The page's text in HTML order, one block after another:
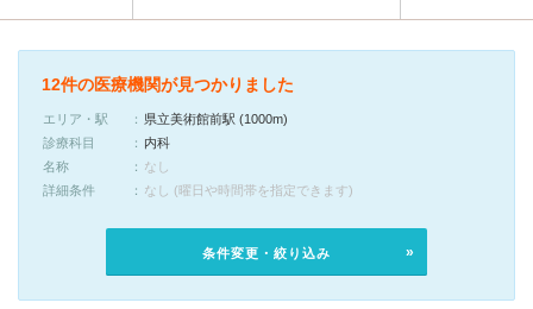
12件の医療機関が見つかりました
エリア・駅
県立美術館前駅 (1000m)
診療科目
内科
名称
なし
詳細条件
なし (曜日や時間帯を指定できます)
条件変更・絞り込み